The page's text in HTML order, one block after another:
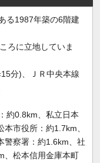
る1987年築の6階建
ろに立地していま
分)、ＪＲ中央本線
約0.8km、私立日本
市役所：約1.7km、
警察署：約1.6km、社
、松本信用金庫本町